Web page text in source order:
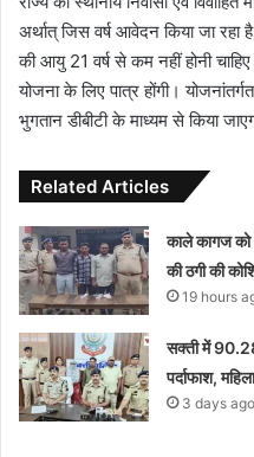
अर्थात् जिस वर्ष आवेदन किया जा रहा
की आयु 21 वर्ष से कम नहीं होनी
योजना के लिए पात्र होंगी।
भुगतान डीबीटी के माध्यम से किया
Related Articles
काले कागज को
की ठगी की
19 hours
सक्ती में
पर्दाफाश,
3 days ago